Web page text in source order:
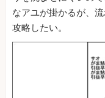
なアユが掛かるが、
攻略したい。